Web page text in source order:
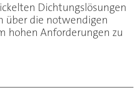
Dichtungslösungen
über die notwendigen
hohen Anforderungen zu